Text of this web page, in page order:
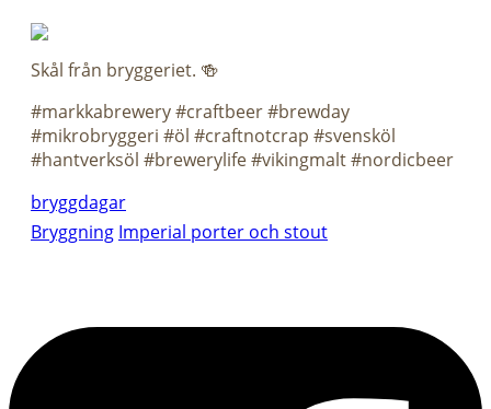
Skål från bryggeriet. 🍻
#markkabrewery #craftbeer #brewday
#mikrobryggeri #öl #craftnotcrap #svensköl
#hantverksöl #brewerylife #vikingmalt #nordicbeer
bryggdagar
Bryggning Imperial porter och stout